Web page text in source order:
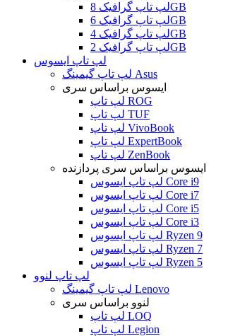
لپ تاپ گرافیک 8GB
لپ تاپ گرافیک 6GB
لپ تاپ گرافیک 4GB
لپ تاپ گرافیک 2GB
لپ تاپ ایسوس
لپ تاپ گیمینگ Asus
ایسوس براساس سری
لپ تاپ ROG
لپ تاپ TUF
لپ تاپ VivoBook
لپ تاپ ExpertBook
لپ تاپ ZenBook
ایسوس براساس سری پردازنده
لپ تاپ ایسوس Core i9
لپ تاپ ایسوس Core i7
لپ تاپ ایسوس Core i5
لپ تاپ ایسوس Core i3
لپ تاپ ایسوس Ryzen 9
لپ تاپ ایسوس Ryzen 7
لپ تاپ ایسوس Ryzen 5
لپ تاپ لنوو
لپ تاپ گیمینگ Lenovo
لنوو براساس سری
لپ تاپ LOQ
لپ تاپ Legion